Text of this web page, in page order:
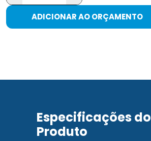
ADICIONAR AO ORÇAMENTO
Especificações do
Produto